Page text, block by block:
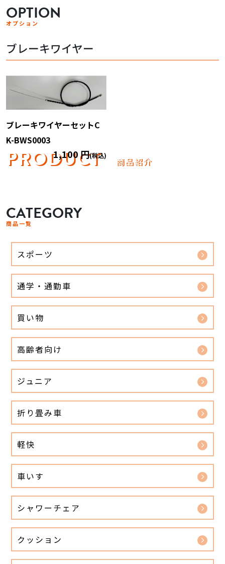
PRODUCT 商品紹介
OPTION
オプション
ブレーキワイヤー
ブレーキワイヤーセットC
K-BWS0003
1,100 円(税込)
CATEGORY
商品一覧
スポーツ
通学・通勤車
買い物
高齢者向け
ジュニア
折り畳み車
軽快
車いす
シャワーチェア
クッション